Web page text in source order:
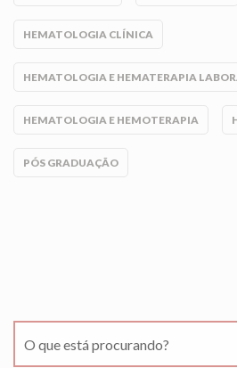
HEMATOLOGIA CLÍNICA
HEMATOLOGIA E HEMATERAPIA
HEMATOLOGIA E HEMOTERAPIA
PÓS GRADUAÇÃO